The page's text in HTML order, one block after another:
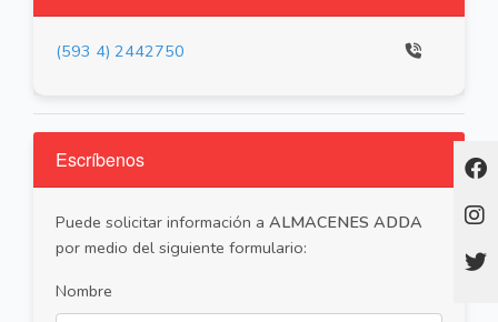
(593 4) 2442750
Escríbenos
Puede solicitar información a ALMACENES ADDA
por medio del siguiente formulario:
Nombre